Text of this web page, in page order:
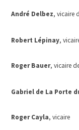
André Delbez, vicaire
Robert Lépinay,
Roger Bauer, vicaire
Gabriel de La Porte
Roger Cayla, vicaire